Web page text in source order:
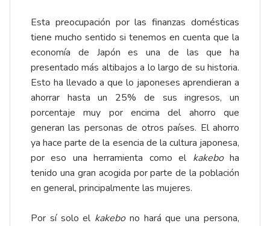
Esta preocupación por las finanzas domésticas
tiene mucho sentido si tenemos en cuenta que la
economía de Japón es una de las que ha
presentado más altibajos a lo largo de su historia.
Esto ha llevado a que lo japoneses aprendieran a
ahorrar hasta un 25% de sus ingresos, un
porcentaje muy por encima del ahorro que
generan las personas de otros países. El ahorro
ya hace parte de la esencia de la cultura japonesa,
por eso una herramienta como el kakeboha
tenido una gran acogida por parte de la población
en general, principalmente las mujeres.
Por sí solo el kakebono hará que una persona,